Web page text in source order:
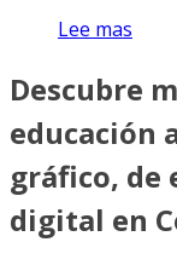
Lee mas
Descubre
educación
gráfico, de
digital en